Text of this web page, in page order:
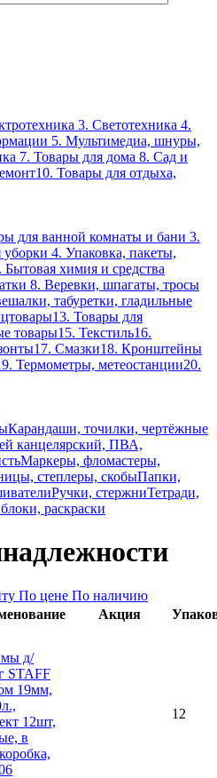
3. Светотехника 4.
5. Мультимедиа, шнуры,
7. Товары для дома 8. Сад и
10. Товары для отдыха,
для ванной комнаты и бани 3.
уборки 4. Упаковка, пакеты,
Бытовая химия и средства
8. Веревки, шпагаты, тросы
табуретки, гладильные
13. Товары для
товары15. Текстиль16.
17. Смазки18. Кронштейны
Термометры, метеостанции20.
Карандаши, точилки, чертёжные
канцелярский, ПВА,
Маркеры, фломастеры,
степлеры, скобыПапки,
Ручки, стержниТетради,
раскраски
По цене По наличию
Акция
д/
STAFF
19мм,
12шт,
в
12